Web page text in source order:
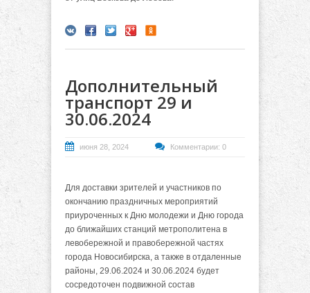
Дополнительный
транспорт 29 и
30.06.2024
июня 28, 2024 Комментарии: 0
Для доставки зрителей и участников по
окончанию праздничных мероприятий
приуроченных к Дню молодежи и Дню города
до ближайших станций метрополитена в
левобережной и правобережной частях
города Новосибирска, а также в отдаленные
районы, 29.06.2024 и 30.06.2024 будет
сосредоточен подвижной состав